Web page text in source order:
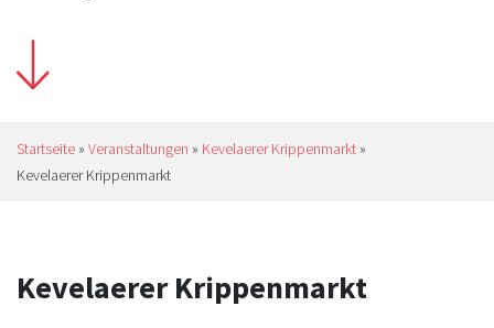
Startseite » Veranstaltungen » Kevelaerer Krippenmarkt »
Kevelaerer Krippenmarkt
Kevelaerer Krippenmarkt